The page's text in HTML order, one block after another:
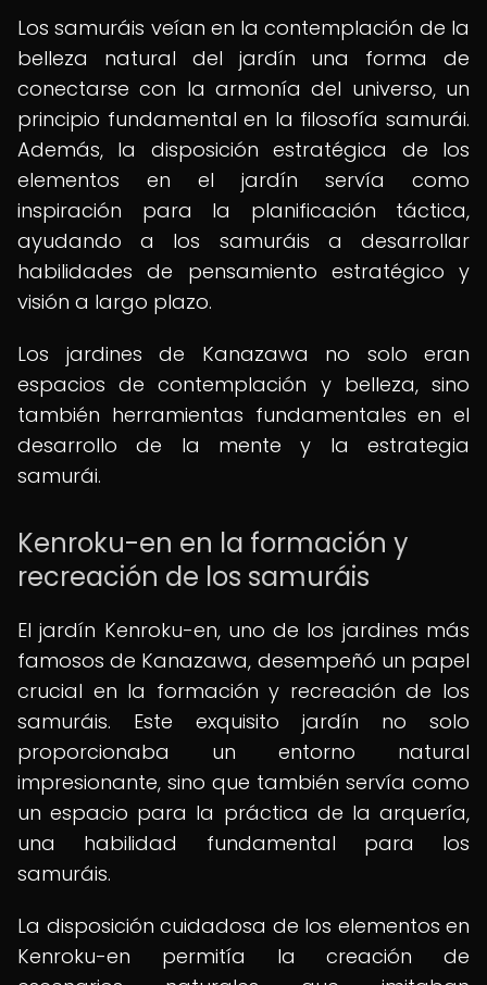
Los samuráis veían en la contemplación de la
belleza natural del jardín una forma de
conectarse con la armonía del universo, un
principio fundamental en la filosofía samurái.
Además, la disposición estratégica de los
elementos en el jardín servía como
inspiración para la planificación táctica,
ayudando a los samuráis a desarrollar
habilidades de pensamiento estratégico y
visión a largo plazo.
Los jardines de Kanazawa no solo eran
espacios de contemplación y belleza, sino
también herramientas fundamentales en el
desarrollo de la mente y la estrategia
samurái.
Kenroku-en en la formación y
recreación de los samuráis
El jardín Kenroku-en, uno de los jardines más
famosos de Kanazawa, desempeñó un papel
crucial en la formación y recreación de los
samuráis. Este exquisito jardín no solo
proporcionaba un entorno natural
impresionante, sino que también servía como
un espacio para la práctica de la arquería,
una habilidad fundamental para los
samuráis.
La disposición cuidadosa de los elementos en
Kenroku-en permitía la creación de